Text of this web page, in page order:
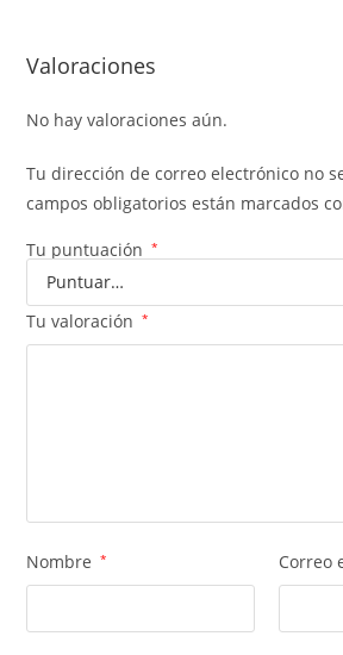
Valoraciones
No hay valoraciones aún.
Tu dirección de correo electrónico no
campos obligatorios están marcados
Tu puntuación *
Tu valoración *
Nombre * Correo